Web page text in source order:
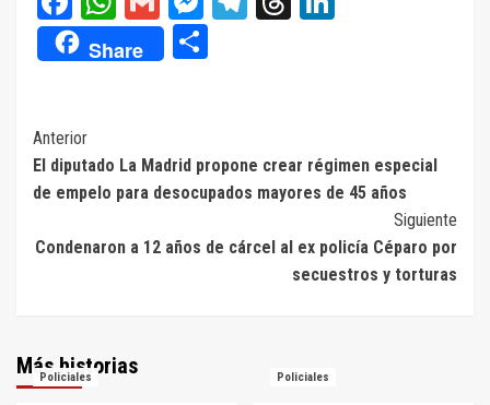
Share
Navegación
de
entradas
Anterior
El diputado La Madrid propone crear régimen especial
de empelo para desocupados mayores de 45 años
Siguiente
Condenaron a 12 años de cárcel al ex policía Céparo por
secuestros y torturas
Más historias
Policiales Policiales